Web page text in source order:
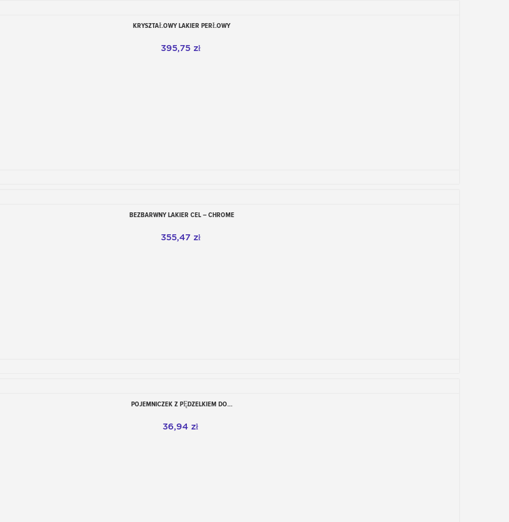
Dodaj do koszyka
KRYSZTAŁOWY LAKIER PERŁOWY
395,75 zł
Dodaj do koszyka
BEZBARWNY LAKIER CEL – CHROME
355,47 zł
Dodaj do koszyka
POJEMNICZEK Z PĘDZELKIEM DO...
36,94 zł